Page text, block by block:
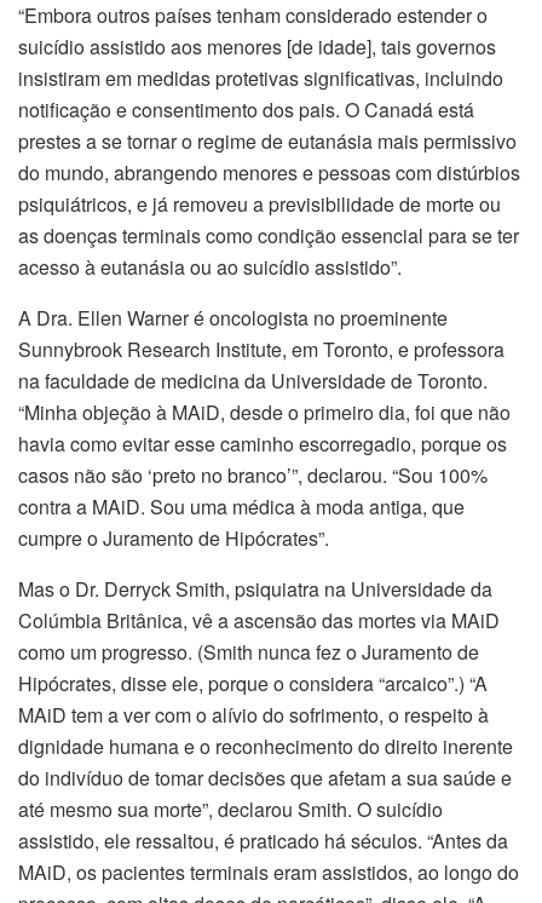
“Embora outros países tenham considerado estender o
suicídio assistido aos menores [de idade], tais governos
insistiram em medidas protetivas significativas, incluindo
notificação e consentimento dos pais. O Canadá está
prestes a se tornar o regime de eutanásia mais permissivo
do mundo, abrangendo menores e pessoas com distúrbios
psiquiátricos, e já removeu a previsibilidade de morte ou
as doenças terminais como condição essencial para se ter
acesso à eutanásia ou ao suicídio assistido”.
A Dra. Ellen Warner é oncologista no proeminente
Sunnybrook Research Institute, em Toronto, e professora
na faculdade de medicina da Universidade de Toronto.
“Minha objeção à MAiD, desde o primeiro dia, foi que não
havia como evitar esse caminho escorregadio, porque os
casos não são ‘preto no branco’”, declarou. “Sou 100%
contra a MAiD. Sou uma médica à moda antiga, que
cumpre o Juramento de Hipócrates”.
Mas o Dr. Derryck Smith, psiquiatra na Universidade da
Colúmbia Britânica, vê a ascensão das mortes via MAiD
como um progresso. (Smith nunca fez o Juramento de
Hipócrates, disse ele, porque o considera “arcaico”.) “A
MAiD tem a ver com o alívio do sofrimento, o respeito à
dignidade humana e o reconhecimento do direito inerente
do indivíduo de tomar decisões que afetam a sua saúde e
até mesmo sua morte”, declarou Smith. O suicídio
assistido, ele ressaltou, é praticado há séculos. “Antes da
MAiD, os pacientes terminais eram assistidos, ao longo do